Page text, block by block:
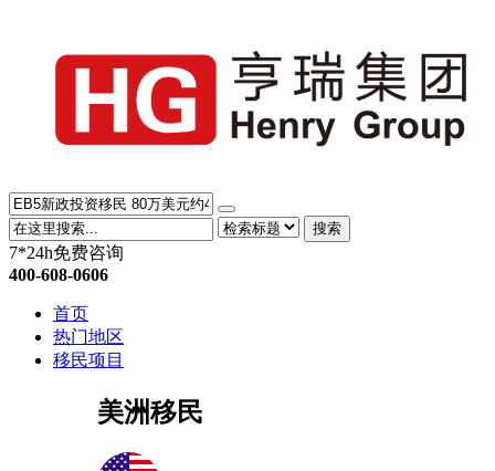
搜索
7*24h免费咨询
400-608-0606
首页
热门地区
移民项目
美洲移民